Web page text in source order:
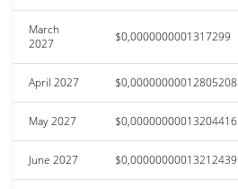
March
2027
$0,0000000001317299
April 2027 $0,00000000012805208
May 2027 $0,00000000013204416
June 2027 $0,00000000013212439